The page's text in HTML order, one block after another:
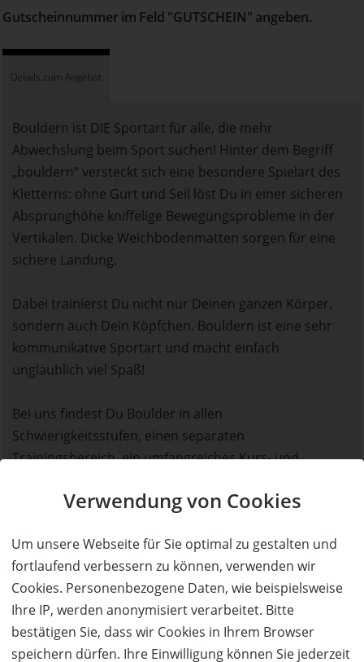
Verwendung von Cookies
Um unsere Webseite für Sie optimal zu gestalten und
fortlaufend verbessern zu können, verwenden wir
Cookies. Personenbezogene Daten, wie beispielsweise
Ihre IP, werden anonymisiert verarbeitet. Bitte
bestätigen Sie, dass wir Cookies in Ihrem Browser
speichern dürfen. Ihre Einwilligung können Sie jederzeit
Gutscheinnummer im Feld "GUTSCHEIN" angeben.
Details zum Angebot
Bouldern ist DIE Sportart für alle, die mehr
Abwechslung beim Sport suchen! Hinter dem Begriff
„bouldern“ versteckt sich eine besondere Spielart des
Kletterns: ohne Gurt und Seil löst Du in einer sicheren
Absprunghöhe kniffelige Bewegungsprobleme in der
Vertikalen. Dicke Weichbodenmatten sorgen für eine
sichere Landung.
Dabei trainierst Du nicht nur Deinen ganzen Körper,
sondern auch Dein Köpfchen. Bouldern ist eine sehr
kommunikative Sportart und macht einfach
unglaublich viel Spaß!
Bei uns findest Du Boulder in allen
Schwierigkeitsstufen, einen separaten
Trainingsbereich, ein umfangreiches Kurs- und
Entspannen und Energie tanken. Für Kinder und
dem die Kleinen nach Lust und Laune klettern können.
Im Mixedbereich teilen sich ambitionierte Kinder ab 6
Jahren und Erwachsene weitere Wände mit extra-
geschraubten Kinderbouldern.
GRUNDKURS